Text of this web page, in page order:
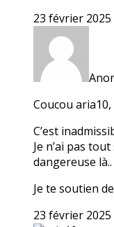
23 février
Coucou aria10,
C’est
Je n’ai pas
dangereuse là..
Je te soutien
23 février